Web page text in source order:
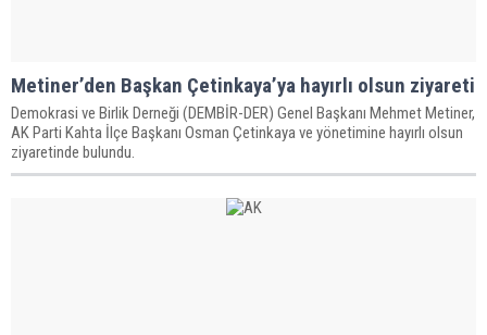
Metiner’den Başkan Çetinkaya’ya hayırlı olsun ziyareti
Demokrasi ve Birlik Derneği (DEMBİR-DER) Genel Başkanı Mehmet Metiner,
AK Parti Kahta İlçe Başkanı Osman Çetinkaya ve yönetimine hayırlı olsun
ziyaretinde bulundu.